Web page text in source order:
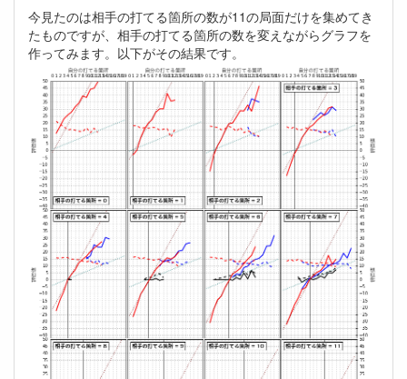
今見たのは相手の打てる箇所の数が11の局面だけを集めてき
たものですが、相手の打てる箇所の数を変えながらグラフを
作ってみます。以下がその結果です。